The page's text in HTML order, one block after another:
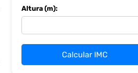
Altura (m):
Calcular IMC